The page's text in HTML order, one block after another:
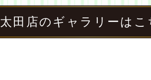
太田店のギャラリーは